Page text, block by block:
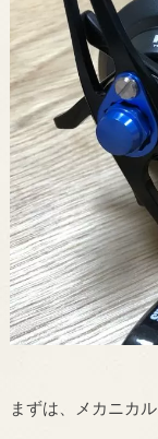
まずは、メカニカ